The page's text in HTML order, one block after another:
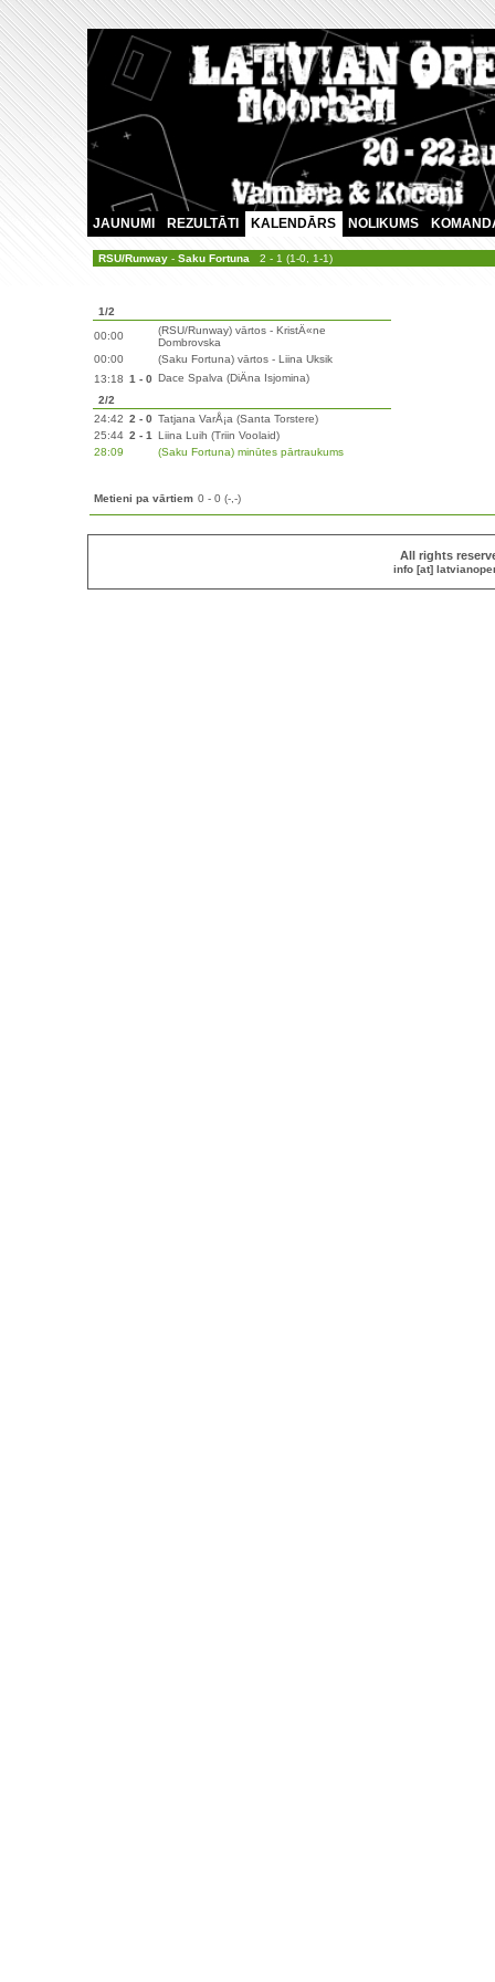
JAUNUMI REZULTĀTI KALENDĀRS NOLIKUMS
RSU/Runway- Saku Fortuna 2 - 1 (1-0, 1-1)
1/2
00:00
(RSU/Runway) vārtos - KristÄ«ne
Dombrovska
00:00
(Saku Fortuna) vārtos - Liina Uksik
13:18 1 - 0 Dace Spalva (DiÄna Isjomina)
2/2
24:42 2 - 0 Tatjana VarÅ¡a (Santa Torstere)
25:44 2 - 1
Liina Luih (Triin Voolaid)
28:09
(Saku Fortuna) minūtes pārtraukums
Metieni pa vārtiem 0 - 0 (-,-)
All rights
info [at]